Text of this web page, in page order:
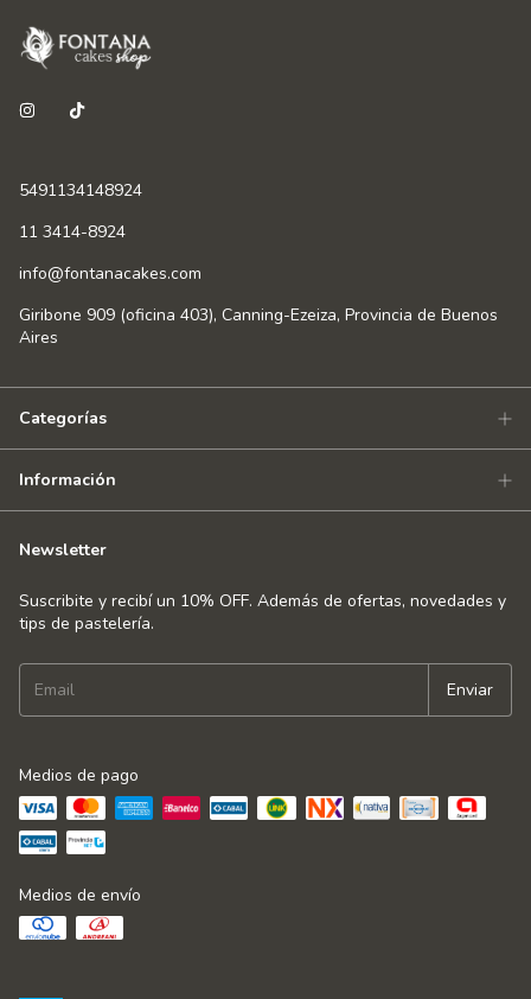
5491134148924
11 3414-8924
info@fontanacakes.com
Giribone 909 (oficina 403), Canning-Ezeiza, Provincia de Buenos
Aires
Categorías
Información
Newsletter
Suscribite y recibí un 10% OFF. Además de ofertas, novedades y
tips de pastelería.
Medios de pago
Medios de envío